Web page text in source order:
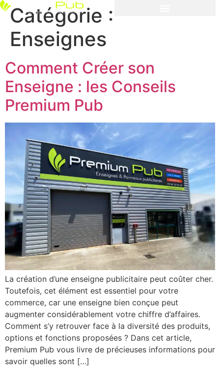
Catégorie :
Enseignes
Comment Créer son
Enseigne : les Conseils
Premium Pub
La création d’une enseigne publicitaire peut coûter cher.
Toutefois, cet élément est essentiel pour votre
commerce, car une enseigne bien conçue peut
augmenter considérablement votre chiffre d’affaires.
Comment s’y retrouver face à la diversité des produits,
options et fonctions proposées ? Dans cet article,
Premium Pub vous livre de précieuses informations pour
savoir quelles sont […]